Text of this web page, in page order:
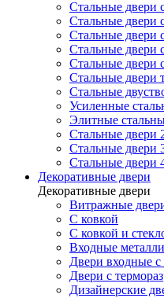
Стальные двери
Стальные двери
Стальные двери
Стальные двери
Стальные двери
Стальные двери
Стальные
Усиленные
Элитные
Стальные двери
Стальные двери
Стальные двери
Декоративные двери
Декоративные двери
Витражные
С ковкой
С ковкой и
Входные
Двери входные с
Двери с
Дизайнерские